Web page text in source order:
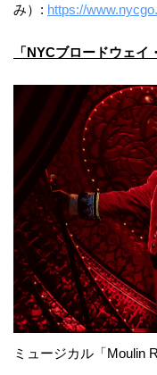
み）: https://
「NYCブロードウェ
ミュージカル「Moulin